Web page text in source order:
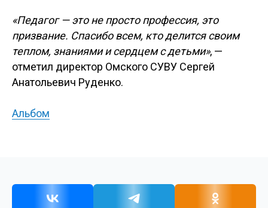
«Педагог — это не просто профессия, это
призвание. Спасибо всем, кто делится своим
теплом, знаниями и сердцем с детьми», —
отметил директор Омского СУВУ Сергей
Анатольевич Руденко.
Альбом